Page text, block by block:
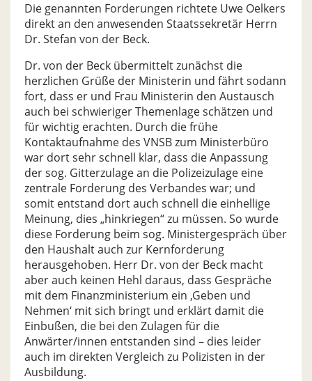
Die genannten Forderungen richtete Uwe Oelkers
direkt an den anwesenden Staatssekretär Herrn
Dr. Stefan von der Beck.
Dr. von der Beck übermittelt zunächst die
herzlichen Grüße der Ministerin und fährt sodann
fort, dass er und Frau Ministerin den Austausch
auch bei schwieriger Themenlage schätzen und
für wichtig erachten. Durch die frühe
Kontaktaufnahme des VNSB zum Ministerbüro
war dort sehr schnell klar, dass die Anpassung
der sog. Gitterzulage an die Polizeizulage eine
zentrale Forderung des Verbandes war; und
somit entstand dort auch schnell die einhellige
Meinung, dies „hinkriegen“ zu müssen. So wurde
diese Forderung beim sog. Ministergespräch über
den Haushalt auch zur Kernforderung
herausgehoben. Herr Dr. von der Beck macht
aber auch keinen Hehl daraus, dass Gespräche
mit dem Finanzministerium ein ‚Geben und
Nehmen‘ mit sich bringt und erklärt damit die
Einbußen, die bei den Zulagen für die
Anwärter/innen entstanden sind – dies leider
auch im direkten Vergleich zu Polizisten in der
Ausbildung.